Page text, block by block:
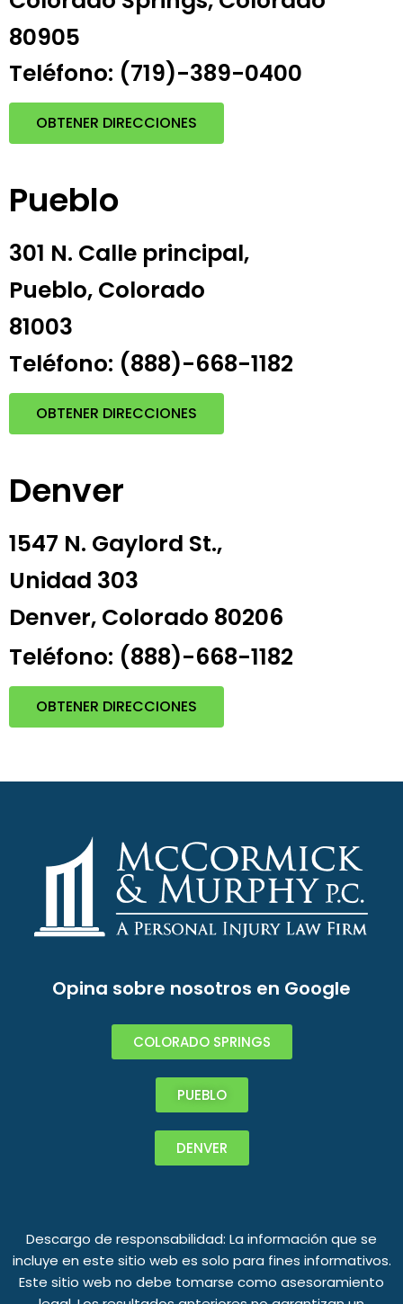
80905
Teléfono: (719)-389-0400
OBTENER DIRECCIONES
Pueblo
301 N. Calle principal,
Pueblo, Colorado
81003
Teléfono: (888)-668-1182
OBTENER DIRECCIONES
Denver
1547 N. Gaylord St.,
Unidad 303
Denver, Colorado 80206
Teléfono: (888)-668-1182
OBTENER DIRECCIONES
Opina sobre nosotros en Google
COLORADO SPRINGS
PUEBLO
DENVER
Descargo de responsabilidad: La información que se
incluye en este sitio web es solo para fines informativos.
Este sitio web no debe tomarse como asesoramiento